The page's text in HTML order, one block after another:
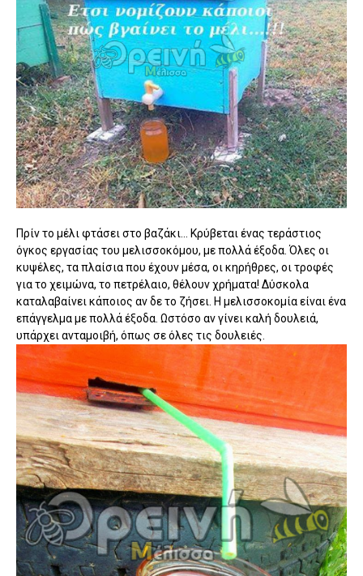
Πρίν το μέλι φτάσει στο βαζάκι... Κρύβεται ένας τεράστιος
όγκος εργασίας του μελισσοκόμου, με πολλά έξοδα. Όλες οι
κυψέλες, τα πλαίσια που έχουν μέσα, οι κηρήθρες, οι τροφές
για το χειμώνα, το πετρέλαιο, θέλουν χρήματα! Δύσκολα
καταλαβαίνει κάποιος αν δε το ζήσει. Η μελισσοκομία είναι ένα
επάγγελμα με πολλά έξοδα. Ωστόσο αν γίνει καλή δουλειά,
υπάρχει ανταμοιβή, όπως σε όλες τις δουλειές.